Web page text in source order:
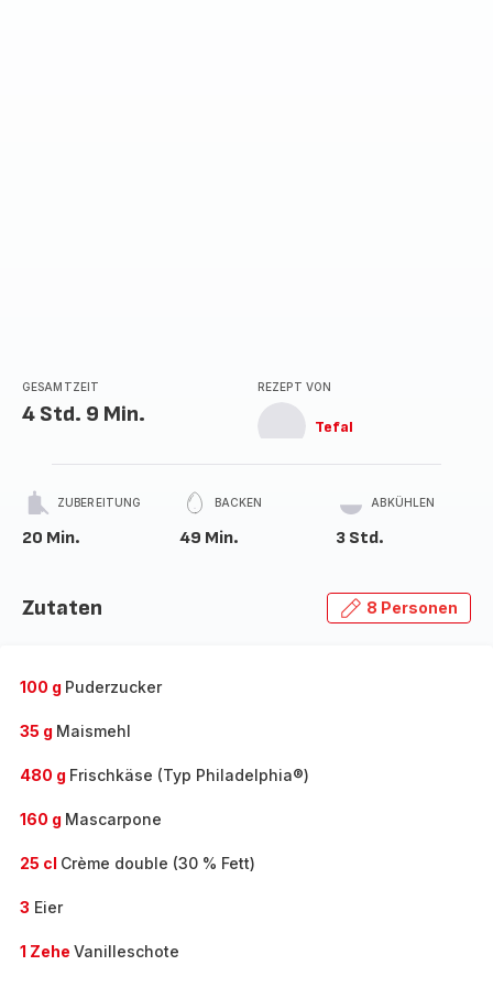
GESAMTZEIT
4 Std. 9 Min.
REZEPT VON
Tefal
ZUBEREITUNG
20 Min.
BACKEN
49 Min.
ABKÜHLEN
3 Std.
Zutaten 8 Personen
100 g Puderzucker
35 g Maismehl
480 g Frischkäse (Typ Philadelphia®)
160 g Mascarpone
25 cl Crème double (30 % Fett)
3 Eier
1 Zehe Vanilleschote